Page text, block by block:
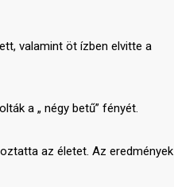
valamint öt ízben elvitte a
a „ négy betű” fényét.
az életet. Az eredmények